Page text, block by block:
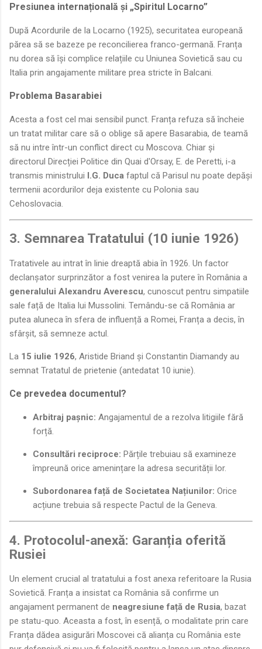
Presiunea internațională și „Spiritul Locarno”
După Acordurile de la Locarno (1925), securitatea europeană
părea să se bazeze pe reconcilierea franco-germană. Franța
nu dorea să își complice relațiile cu Uniunea Sovietică sau cu
Italia prin angajamente militare prea stricte în Balcani.
Problema Basarabiei
Acesta a fost cel mai sensibil punct. Franța refuza să încheie
un tratat militar care să o oblige să apere Basarabia, de teamă
să nu intre într-un conflict direct cu Moscova. Chiar și
directorul Direcției Politice din Quai d'Orsay, E. de Peretti, i-a
transmis ministrului I.G. Duca faptul că Parisul nu poate depăși
termenii acordurilor deja existente cu Polonia sau
Cehoslovacia.
3. Semnarea Tratatului (10 iunie 1926)
Tratativele au intrat în linie dreaptă abia în 1926. Un factor
declanșator surprinzător a fost venirea la putere în România a
generalului Alexandru Averescu, cunoscut pentru simpatiile
sale față de Italia lui Mussolini. Temându-se că România ar
putea aluneca în sfera de influență a Romei, Franța a decis, în
sfârșit, să semneze actul.
La 15 iulie 1926, Aristide Briand și Constantin Diamandy au
semnat Tratatul de prietenie (antedatat 10 iunie).
Ce prevedea documentul?
Arbitraj pașnic: Angajamentul de a rezolva litigiile fără
forță.
Consultări reciproce: Părțile trebuiau să examineze
împreună orice amenințare la adresa securității lor.
Subordonarea față de Societatea Națiunilor: Orice
acțiune trebuia să respecte Pactul de la Geneva.
4. Protocolul-anexă: Garanția oferită
Rusiei
Un element crucial al tratatului a fost anexa referitoare la Rusia
Sovietică. Franța a insistat ca România să confirme un
angajament permanent de neagresiune față de Rusia, bazat
pe statu-quo. Aceasta a fost, în esență, o modalitate prin care
Franța dădea asigurări Moscovei că alianța cu România este